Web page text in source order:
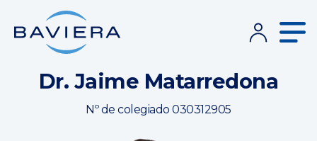
Dr. Jaime Matarredona
Nº de colegiado 030312905